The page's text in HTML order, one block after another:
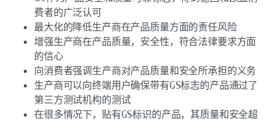
费者的广泛认可
最大化的降低生产商在产品质量方面的责任风险
增强生产商在产品质量，安全性，符合法律要求方面
的信心
向消费者强调生产商对产品质量和安全所承担的义务
生产商可以向终端用户确保带有GS标志的产品通过了
第三方测试机构的测试
在很多情况下，贴有GS标识的产品，其质量和安全超